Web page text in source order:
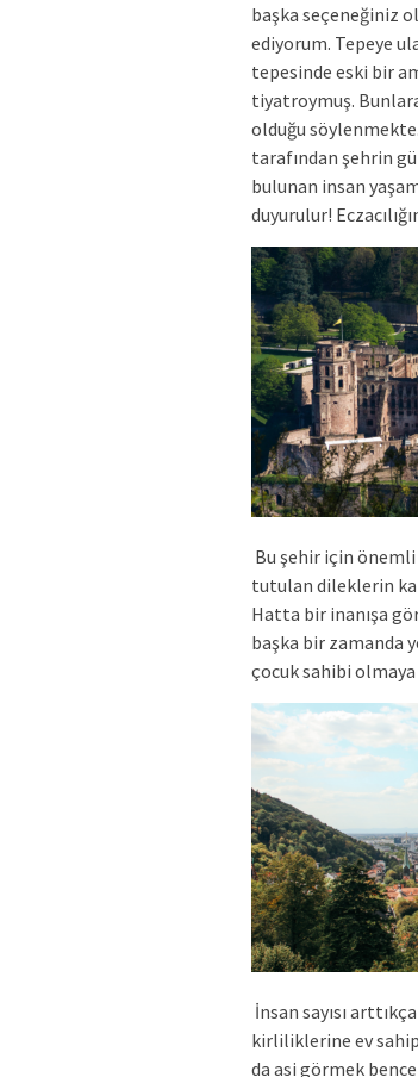
başka seçeneğiniz
ediyorum. Tepeye
tepesinde eski bir
tiyatroymuş.
olduğu
tarafından şehrin
bulunan insan
duyurulur!
Bu şehir için
tutulan dileklerin
Hatta bir inanışa
başka bir zamanda
çocuk sahibi
İnsan sayısı
kirliliklerine ev
da asi görmek